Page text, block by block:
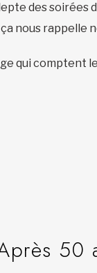
des soirées
nous rappelle
qui comptent
50